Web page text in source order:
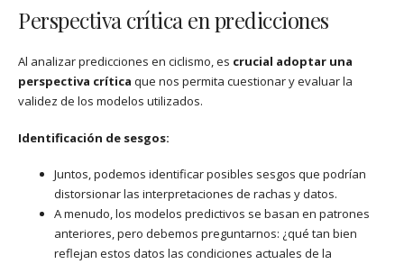
Perspectiva crítica en predicciones
Al analizar predicciones en ciclismo, es crucial adoptar una
perspectiva crítica que nos permita cuestionar y evaluar la
validez de los modelos utilizados.
Identificación de sesgos:
Juntos, podemos identificar posibles sesgos que podrían
distorsionar las interpretaciones de rachas y datos.
A menudo, los modelos predictivos se basan en patrones
anteriores, pero debemos preguntarnos: ¿qué tan bien
reflejan estos datos las condiciones actuales de la